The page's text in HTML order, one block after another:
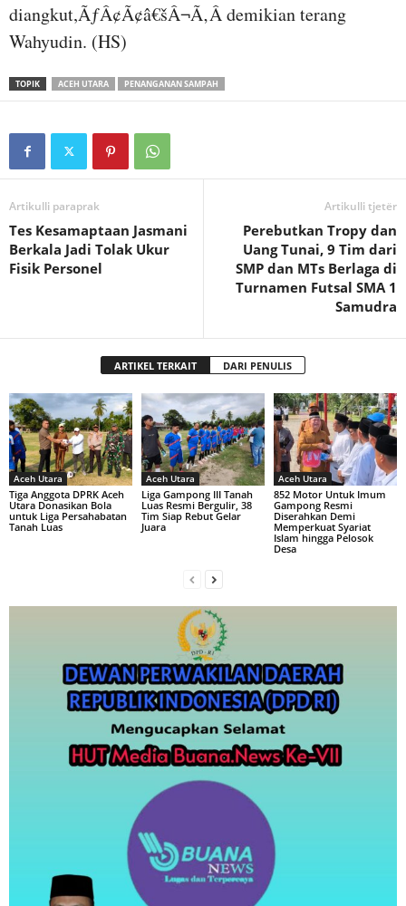
diangkut,ÃƒÂ¢Ã¢â€šÂ¬Ã‚Â demikian terang
Wahyudin. (HS)
TOPIK ACEH UTARA PENANGANAN SAMPAH
Artikulli paraprak
Tes Kesamaptaan Jasmani
Berkala Jadi Tolak Ukur
Fisik Personel
Artikulli tjetër
Perebutkan Tropy dan
Uang Tunai, 9 Tim dari
SMP dan MTs Berlaga di
Turnamen Futsal SMA 1
Samudra
ARTIKEL TERKAIT DARI PENULIS
Aceh Utara
Tiga Anggota DPRK Aceh
Utara Donasikan Bola
untuk Liga Persahabatan
Tanah Luas
Aceh Utara
Liga Gampong III Tanah
Luas Resmi Bergulir, 38
Tim Siap Rebut Gelar
Juara
Aceh Utara
852 Motor Untuk Imum
Gampong Resmi
Diserahkan Demi
Memperkuat Syariat
Islam hingga Pelosok
Desa